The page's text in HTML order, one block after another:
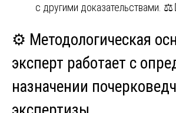
с другими доказательствами.
⚙️ Методологическая
эксперт работает с
назначении